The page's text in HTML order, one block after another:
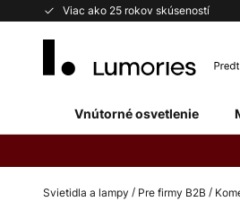
Viac ako 25 rokov skúseností
Skip
Vnútorné osvetlenie
Svietidla a lampy Pre firmy B2B